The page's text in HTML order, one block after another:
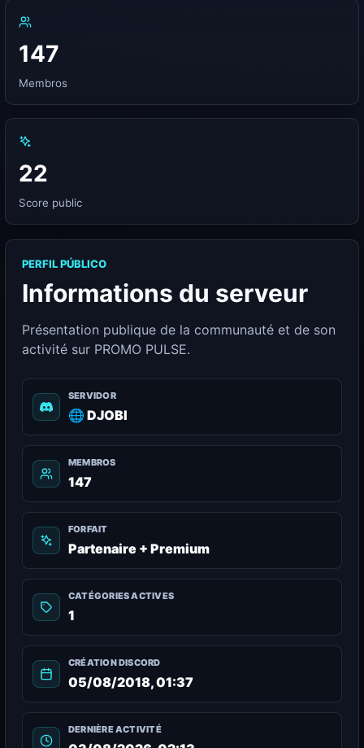
147
Membros
22
Score public
PERFIL PÚBLICO
Informations du serveur
Présentation publique de la communauté et de son
activité sur PROMO PULSE.
SERVIDOR
🌐 DJOBI
MEMBROS
147
FORFAIT
Partenaire + Premium
CATÉGORIES ACTIVES
1
CRÉATION DISCORD
05/08/2018, 01:37
DERNIÈRE ACTIVITÉ